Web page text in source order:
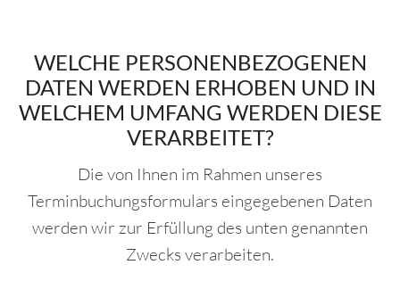
WELCHE PERSONENBEZOGENEN
DATEN WERDEN ERHOBEN UND IN
WELCHEM UMFANG WERDEN DIESE
VERARBEITET?
Die von Ihnen im Rahmen unseres
Terminbuchungsformulars eingegebenen Daten
werden wir zur Erfüllung des unten genannten
Zwecks verarbeiten.